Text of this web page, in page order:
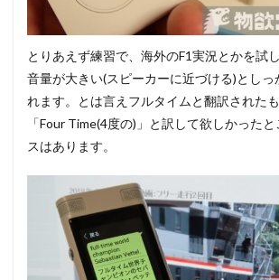
とりあえず練習で、海外のF1実況とかを試
音量が大きい(スピーカーに近づける)としっ
れます。とは言えフルタイムと翻訳された
「Four Time(4度の)」と訳して欲しかった
スはあります。